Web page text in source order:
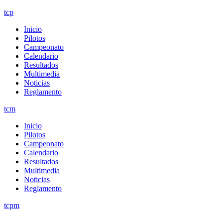
tcp
Inicio
Pilotos
Campeonato
Calendario
Resultados
Multimedia
Noticias
Reglamento
tcm
Inicio
Pilotos
Campeonato
Calendario
Resultados
Multimedia
Noticias
Reglamento
tcpm